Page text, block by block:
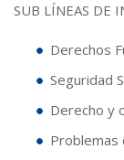
SUB LÍNEAS DE
Derechos
Seguridad
Derecho y
Problemas